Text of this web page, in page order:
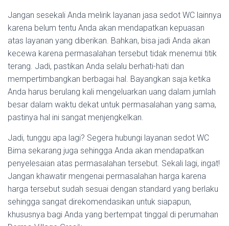
Jangan sesekali Anda melirik layanan jasa sedot WC lainnya
karena belum tentu Anda akan mendapatkan kepuasan
atas layanan yang diberikan. Bahkan, bisa jadi Anda akan
kecewa karena permasalahan tersebut tidak menemui titik
terang. Jadi, pastikan Anda selalu berhati-hati dan
mempertimbangkan berbagai hal. Bayangkan saja ketika
Anda harus berulang kali mengeluarkan uang dalam jumlah
besar dalam waktu dekat untuk permasalahan yang sama,
pastinya hal ini sangat menjengkelkan.
Jadi, tunggu apa lagi? Segera hubungi layanan sedot WC
Bima sekarang juga sehingga Anda akan mendapatkan
penyelesaian atas permasalahan tersebut. Sekali lagi, ingat!
Jangan khawatir mengenai permasalahan harga karena
harga tersebut sudah sesuai dengan standard yang berlaku
sehingga sangat direkomendasikan untuk siapapun,
khususnya bagi Anda yang bertempat tinggal di perumahan